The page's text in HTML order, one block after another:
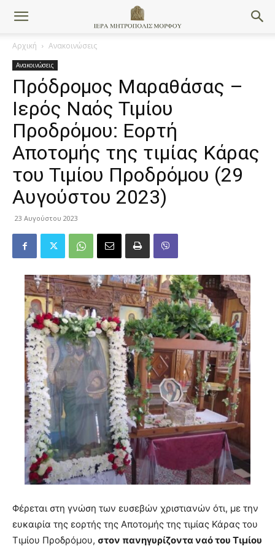
Αρχική Ανακοινώσεις
Ανακοινώσεις
Πρόδρομος Μαραθάσας –
Ιερός Ναός Τιμίου
Προδρόμου: Εορτή
Αποτομής της τιμίας Κάρας
του Τιμίου Προδρόμου (29
Αυγούστου 2023)
23 Αυγούστου 2023
Φέρεται στη γνώση των ευσεβών χριστιανών ότι, με την
ευκαιρία της εορτής της Αποτομής της τιμίας Κάρας του
Τιμίου Προδρόμου, στον πανηγυρίζοντα ναό του Τιμίου